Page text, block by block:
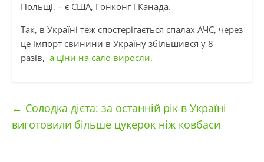
Польщі, – є США, Гонконг і Канада.
Так, в Україні теж спостерігається спалах АЧС, через
це імпорт свинини в Україну збільшився у 8
разів, а ціни на сало виросли.
← Солодка дієта: за останній рік в Україні
виготовили більше цукерок ніж ковбаси